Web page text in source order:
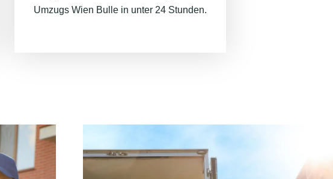
Umzugs Wien Bulle in unter 24 Stunden.